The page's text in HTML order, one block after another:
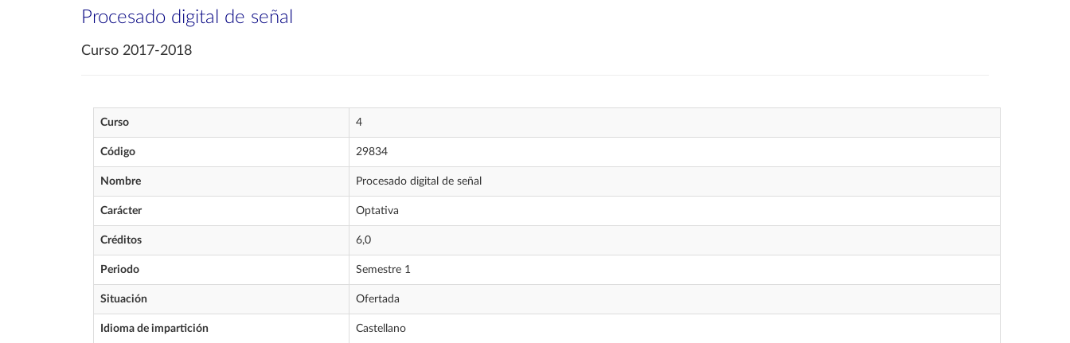
Procesado digital de señal
Curso 2017-2018
Curso 4
Código 29834
Nombre Procesado digital de señal
Carácter Optativa
Créditos 6,0
Periodo Semestre 1
Situación Ofertada
Idioma de impartición Castellano